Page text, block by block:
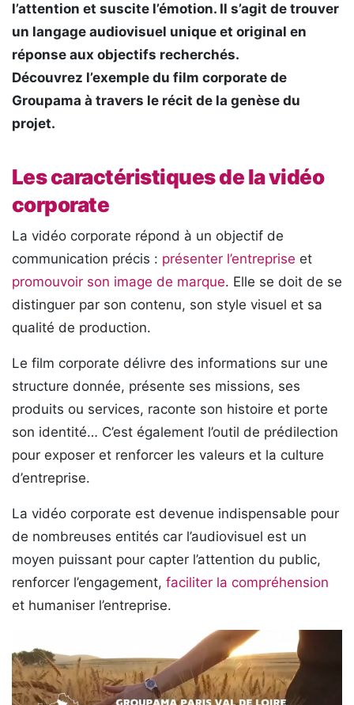
l’attention et suscite l’émotion. Il s’agit de trouver
un langage audiovisuel unique et original en
réponse aux objectifs recherchés.
Découvrez l’exemple du film corporate de
Groupama à travers le récit de la genèse du
projet.
Les caractéristiques de la vidéo
corporate
La vidéo corporate répond à un objectif de
communication précis : présenter l’entreprise et
promouvoir son image de marque. Elle se doit de se
distinguer par son contenu, son style visuel et sa
qualité de production.
Le film corporate délivre des informations sur une
structure donnée, présente ses missions, ses
produits ou services, raconte son histoire et porte
son identité… C’est également l’outil de prédilection
pour exposer et renforcer les valeurs et la culture
d’entreprise.
La vidéo corporate est devenue indispensable pour
de nombreuses entités car l’audiovisuel est un
moyen puissant pour capter l’attention du public,
renforcer l’engagement, faciliter la compréhension
et humaniser l’entreprise.